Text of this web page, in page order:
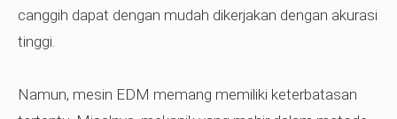
canggih dapat dengan mudah dikerjakan dengan akurasi
tinggi.
Namun, mesin EDM memang memiliki keterbatasan